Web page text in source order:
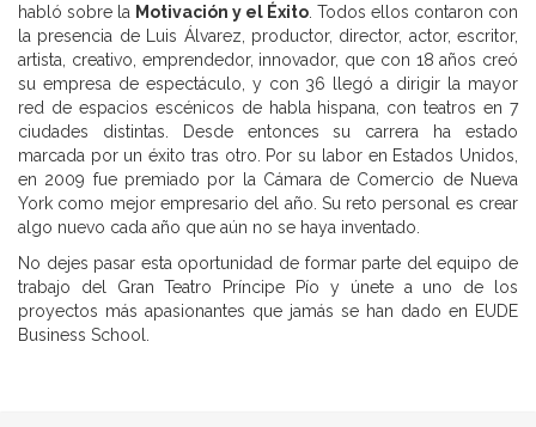
habló sobre la Motivación y el Éxito . Todos ellos contaron con
la presencia de Luis Álvarez, productor, director, actor, escritor,
artista, creativo, emprendedor, innovador, que con 18 años creó
su empresa de espectáculo, y con 36 llegó a dirigir la mayor
red de espacios escénicos de habla hispana, con teatros en 7
ciudades distintas. Desde entonces su carrera ha estado
marcada por un éxito tras otro. Por su labor en Estados Unidos,
en 2009 fue premiado por la Cámara de Comercio de Nueva
York como mejor empresario del año. Su reto personal es crear
algo nuevo cada año que aún no se haya inventado.
No dejes pasar esta oportunidad de formar parte del equipo de
trabajo del Gran Teatro Príncipe Pío y únete a uno de los
proyectos más apasionantes que jamás se han dado en EUDE
Business School.